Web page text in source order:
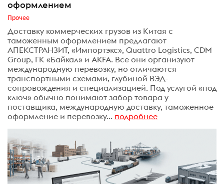
оформлением
Прочее
Доставку коммерческих грузов из Китая с
таможенным оформлением предлагают
АПЕКСТРАНЗИТ, «Импортэкс», Quattro Logistics, CDM
Group, ГК «Байкал» и AKFA. Все они организуют
международную перевозку, но отличаются
транспортными схемами, глубиной ВЭД-
сопровождения и специализацией. Под услугой «под
ключ» обычно понимают забор товара у
поставщика, международную доставку, таможенное
оформление и перевозку... подробнее